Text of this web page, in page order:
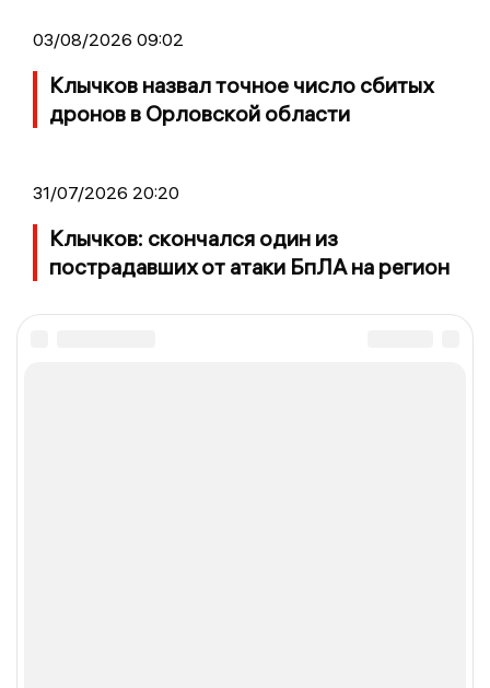
03/08/2026 09:02
Клычков назвал точное число сбитых
дронов в Орловской области
31/07/2026 20:20
Клычков: скончался один из
пострадавших от атаки БпЛА на регион